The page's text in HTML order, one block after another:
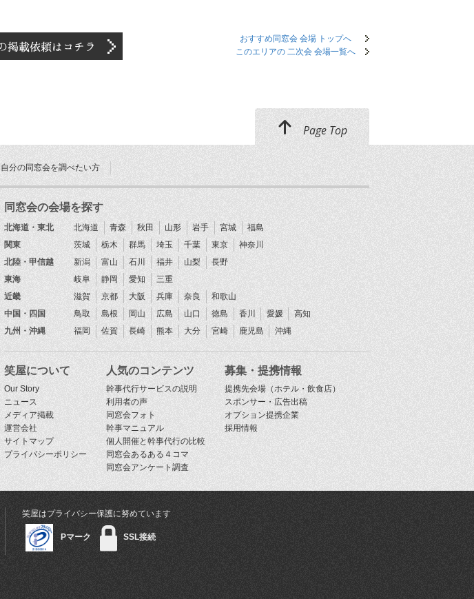
おすすめ同窓会 会場 トップへ
このエリアの 二次会 会場一覧へ
Page Top
自分の同窓会を調べたい方
同窓会の会場を探す
北海道・東北 北海道 青森 秋田 山形 岩手 宮城
福島
関東
茨城 栃木 群馬 埼玉 千葉 東京
神奈川
北陸・甲信越
新潟 富山 石川 福井 山梨
長野
東海
岐阜 静岡 愛知
三重
近畿
滋賀 京都 大阪 兵庫 奈良
和歌山
中国・四国
鳥取 島根 岡山 広島 山口 徳島 香川 愛媛
高知
九州・沖縄
福岡 佐賀 長崎 熊本 大分 宮崎 鹿児島 沖縄
笑屋について
Our Story
ニュース
メディア掲載
運営会社
サイトマップ
プライバシーポリシー
人気のコンテンツ
幹事代行サービスの説明
利用者の声
同窓会フォト
幹事マニュアル
個人開催と幹事代行の比較
同窓会あるある４コマ
同窓会アンケート調査
募集・提携情報
提携先会場（ホテル・飲食店）
スポンサー・広告出稿
オプション提携企業
採用情報
笑屋はプライバシー保護に努めています
Pマーク SSL接続